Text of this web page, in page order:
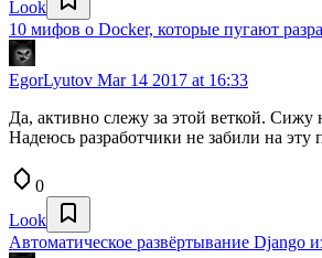
Look
10 мифов о Docker, которые пугают
EgorLyutov Mar 14 2017 at 16:33
Да, активно слежу за этой веткой.
Надеюсь разработчики не забили на
0
Look
Автоматическое развёртывание Django